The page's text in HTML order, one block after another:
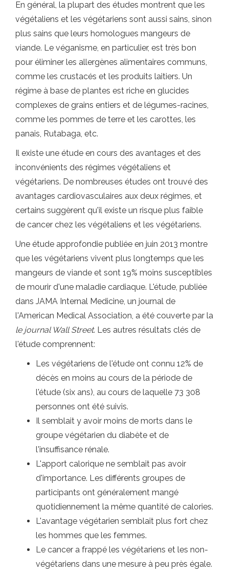
En général, la plupart des études montrent que les
végétaliens et les végétariens sont aussi sains, sinon
plus sains que leurs homologues mangeurs de
viande. Le véganisme, en particulier, est très bon
pour éliminer les allergènes alimentaires communs,
comme les crustacés et les produits laitiers. Un
régime à base de plantes est riche en glucides
complexes de grains entiers et de légumes-racines,
comme les pommes de terre et les carottes, les
panais, Rutabaga, etc.
Il existe une étude en cours des avantages et des
inconvénients des régimes végétaliens et
végétariens. De nombreuses études ont trouvé des
avantages cardiovasculaires aux deux régimes, et
certains suggèrent qu'il existe un risque plus faible
de cancer chez les végétaliens et les végétariens.
Une étude approfondie publiée en juin 2013 montre
que les végétariens vivent plus longtemps que les
mangeurs de viande et sont 19% moins susceptibles
de mourir d'une maladie cardiaque. L'étude, publiée
dans JAMA Internal Medicine, un journal de
l'American Medical Association, a été couverte par la
le journal Wall Street. Les autres résultats clés de
l'étude comprennent:
Les végétariens de l'étude ont connu 12% de
décès en moins au cours de la période de
l'étude (six ans), au cours de laquelle 73 308
personnes ont été suivis.
Il semblait y avoir moins de morts dans le
groupe végétarien du diabète et de
l'insuffisance rénale.
L'apport calorique ne semblait pas avoir
d'importance. Les différents groupes de
participants ont généralement mangé
quotidiennement la même quantité de calories.
L'avantage végétarien semblait plus fort chez
les hommes que les femmes.
Le cancer a frappé les végétariens et les non-
végétariens dans une mesure à peu près égale.